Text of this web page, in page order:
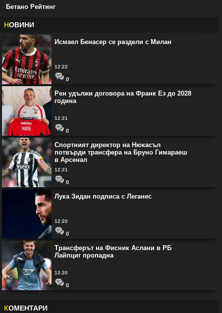
- Бетано Рейтинг
НОВИНИ
Исмаел Бенасер се раздели с Милан
12:22
0
Рен удължи договора на Франк Ез до 2028
година
12:21
0
Спортният директор на Нюкасъл
потвърди трансфера на Бруно Гимараеш
в Арсенал
12:21
0
Лука Зидан подписа с Леганес
12:20
0
Трансферът на Фисник Аслани в РБ
Лайпциг пропадна
12:20
0
КОМЕНТАРИ